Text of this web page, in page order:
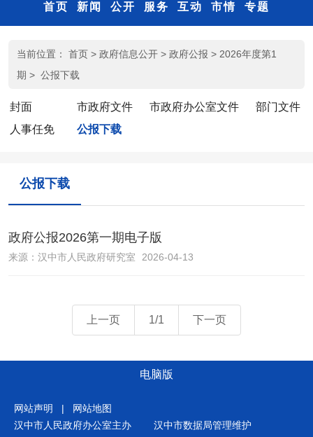
首页 新闻 公开 服务 互动 市情 专题
当前位置： 首页 > 政府信息公开 > 政府公报 > 2026年度第1
期 > 公报下载
封面 市政府文件 市政府办公室文件
部门文件
人事任免
公报下载
公报下载
政府公报2026第一期电子版
来源： 汉中市人民政府研究室 2026-04-13
上一页 1/1 下一页
电脑版
网站声明 |
网站地图
汉中市人民政府办公室主办
汉中市数据局管理维护